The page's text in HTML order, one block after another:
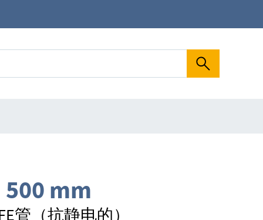
500 mm
管（抗静电的）